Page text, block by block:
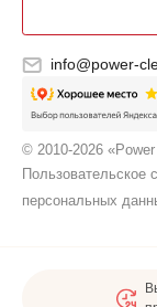
info@power-
© 2010-2026
Пользовательское
персональных